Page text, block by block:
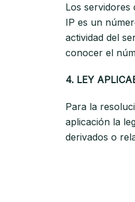
Los servidores
IP es un
actividad del
conocer el
4. LEY
Para la
aplicación la
derivados o